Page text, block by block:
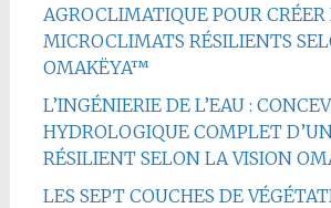
AGROCLIMATIQUE POUR CRÉER
MICROCLIMATS RÉSILIENTS
OMAKËYA™
L’INGÉNIERIE DE L’EAU :
HYDROLOGIQUE COMPLET
RÉSILIENT SELON LA VISION
LES SEPT COUCHES DE